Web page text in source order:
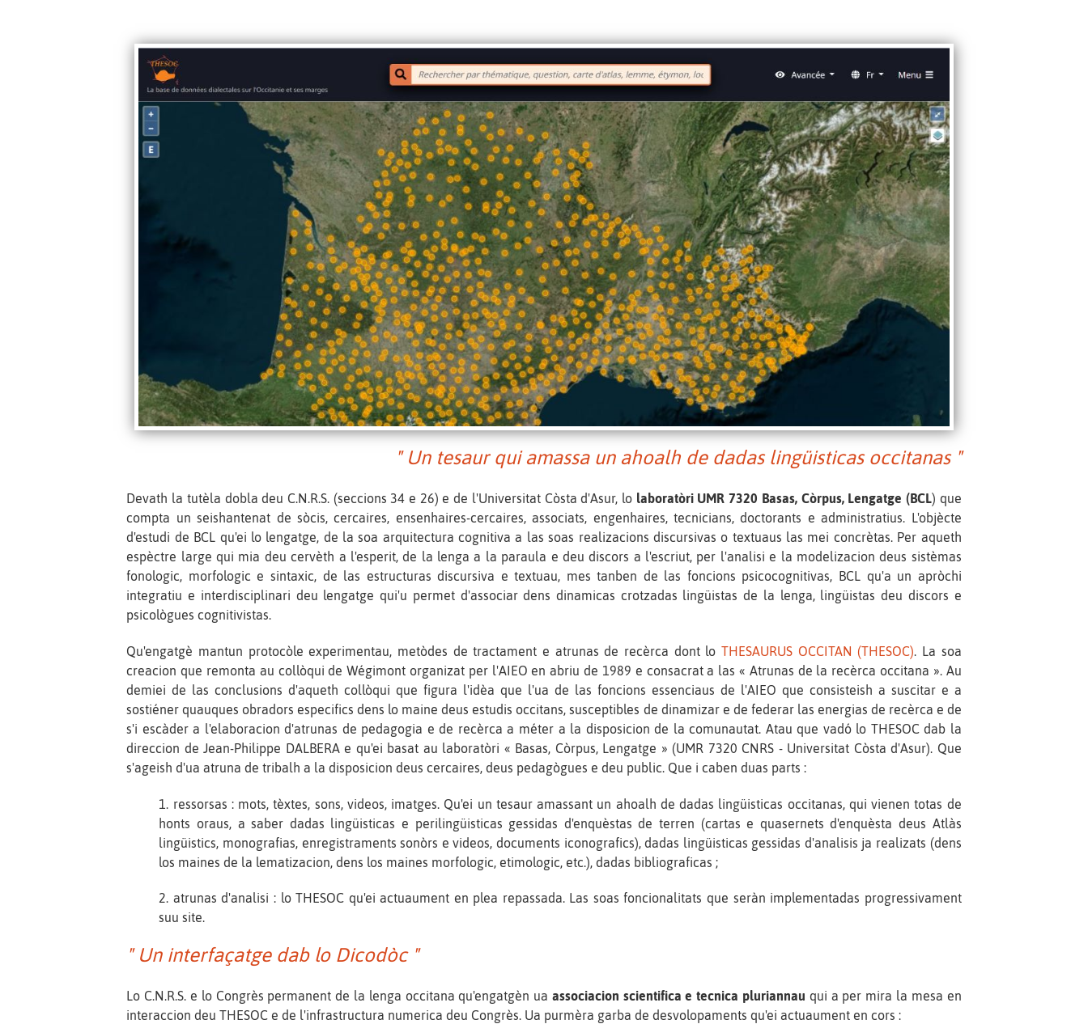
" Un tesaur qui amassa un ahoalh de dadas lingüisticas occitanas "
Devath la tutèla dobla deu C.N.R.S. (seccions 34 e 26) e de l'Universitat Còsta d'Asur, lo laboratòri UMR 7320 Basas, Còrpus, Lengatge (BCL) que
compta un seishantenat de sòcis, cercaires, ensenhaires-cercaires, associats, engenhaires, tecnicians, doctorants e administratius. L'objècte
d'estudi de BCL qu'ei lo lengatge, de la soa arquitectura cognitiva a las soas realizacions discursivas o textuaus las mei concrètas. Per aqueth
espèctre large qui mia deu cervèth a l'esperit, de la lenga a la paraula e deu discors a l'escriut, per l'analisi e la modelizacion deus sistèmas
fonologic, morfologic e sintaxic, de las estructuras discursiva e textuau, mes tanben de las foncions psicocognitivas, BCL qu'a un apròchi
integratiu e interdisciplinari deu lengatge qui'u permet d'associar dens dinamicas crotzadas lingüistas de la lenga, lingüistas deu discors e
psicològues cognitivistas.
Qu'engatgè mantun protocòle experimentau, metòdes de tractament e atrunas de recèrca dont lo THESAURUS OCCITAN (THESOC). La soa
creacion que remonta au collòqui de Wégimont organizat per l'AIEO en abriu de 1989 e consacrat a las « Atrunas de la recèrca occitana ». Au
demiei de las conclusions d'aqueth collòqui que figura l'idèa que l'ua de las foncions essenciaus de l'AIEO que consisteish a suscitar e a
sostiéner quauques obradors especifics dens lo maine deus estudis occitans, susceptibles de dinamizar e de federar las energias de recèrca e de
s'i escàder a l'elaboracion d'atrunas de pedagogia e de recèrca a méter a la disposicion de la comunautat. Atau que vadó lo THESOC dab la
direccion de Jean-Philippe DALBERA e qu'ei basat au laboratòri « Basas, Còrpus, Lengatge » (UMR 7320 CNRS - Universitat Còsta d'Asur). Que
s'ageish d'ua atruna de tribalh a la disposicion deus cercaires, deus pedagògues e deu public. Que i caben duas parts :
1. ressorsas : mots, tèxtes, sons, videos, imatges. Qu'ei un tesaur amassant un ahoalh de dadas lingüisticas occitanas, qui vienen totas de
honts oraus, a saber dadas lingüisticas e perilingüisticas gessidas d'enquèstas de terren (cartas e quasernets d'enquèsta deus Atlàs
lingüistics, monografias, enregistraments sonòrs e videos, documents iconografics), dadas lingüisticas gessidas d'analisis ja realizats (dens
los maines de la lematizacion, dens los maines morfologic, etimologic, etc.), dadas bibliograficas ;
2. atrunas d'analisi : lo THESOC qu'ei actuaument en plea repassada. Las soas foncionalitats que seràn implementadas progressivament
suu site.
" Un interfaçatge dab lo Dicodòc "
Lo C.N.R.S. e lo Congrès permanent de la lenga occitana qu'engatgèn ua associacion scientifica e tecnica pluriannau qui a per mira la mesa en
interaccion deu THESOC e de l'infrastructura numerica deu Congrès. Ua purmèra garba de desvolopaments qu'ei actuaument en cors :